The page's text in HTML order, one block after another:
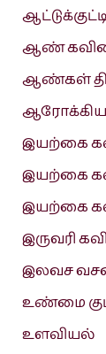
ஆண்
ஆண்கள்
இயற்கை
இயற்கை
இயற்கை
இருவரி
இலவச
உண்மை
உளவியல்